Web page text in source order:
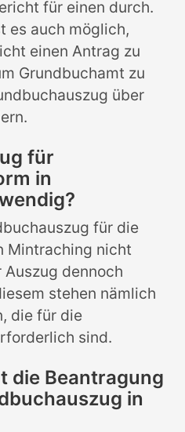
für einen durch.
es auch möglich,
einen Antrag zu
Grundbuchamt zu
über
für
in
für die
Mintraching nicht
dennoch
stehen nämlich
die für die
sind.
die Beantragung
in